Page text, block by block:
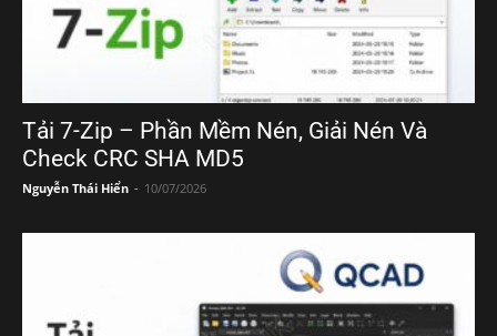
Tải 7-Zip – Phần Mềm Nén, Giải Nén Và
Check CRC SHA MD5
Nguyễn Thái Hiển - 10/07/2026